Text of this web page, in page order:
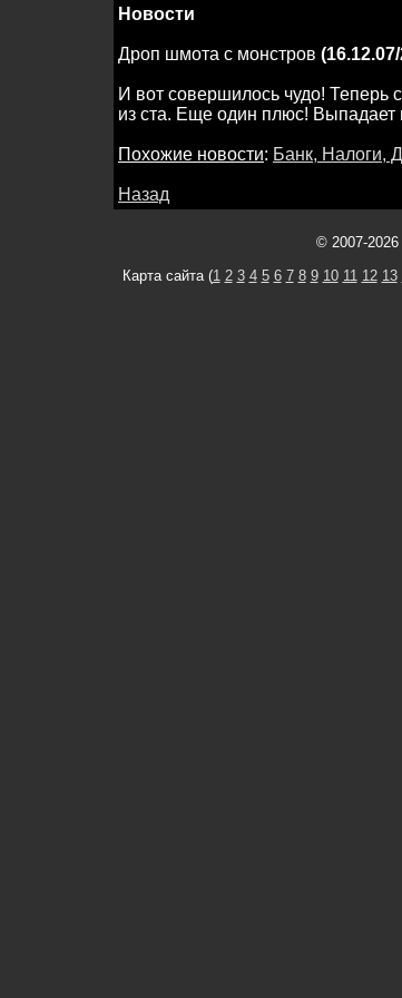
Новости
Дроп шмота с монстров
И вот совершилось чудо!
из ста. Еще один плюс!
Похожие новости: Банк, Налоги,
Назад
© 2007-2026
Карта сайта (1 2 3 4 5 6 7 8 9 10 11 12 13